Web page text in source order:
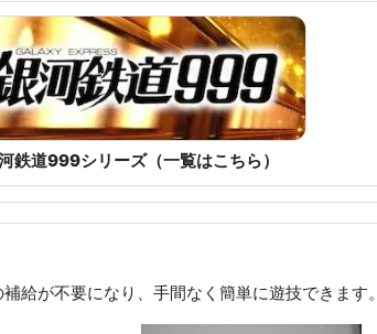
鉄道999シリーズ（一覧はこちら）
給が不要になり、手間なく簡単に遊技できます